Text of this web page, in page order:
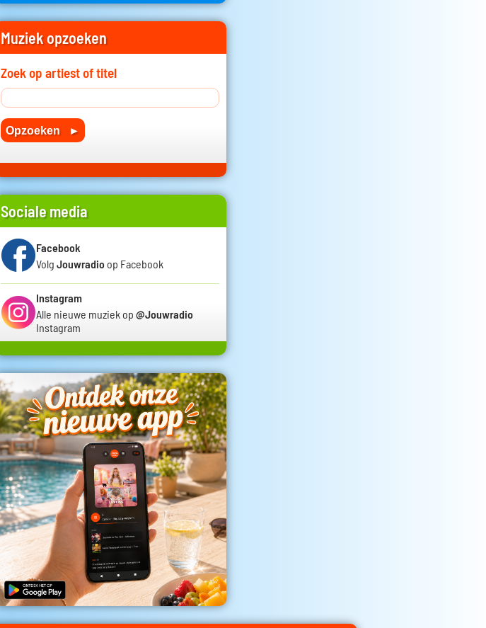
Muziek opzoeken
Zoek op artiest of titel
Sociale media
Facebook
Volg Jouwradio op Facebook
Instagram
Alle nieuwe muziek op @Jouwradio
Instagram